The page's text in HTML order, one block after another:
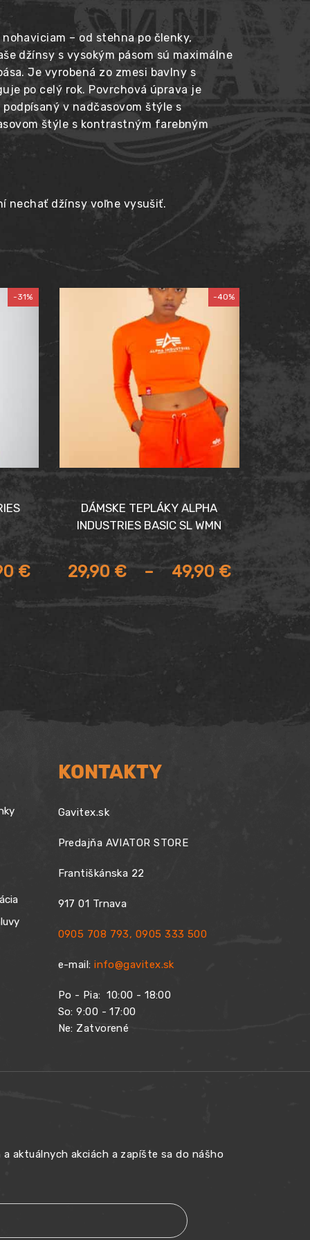
– od stehna po členky,
džínsy s vysokým pásom sú maximálne
Je vyrobená zo zmesi bavlny s
po celý rok. Povrchová úprava je
v nadčasovom štýle s
štýle s kontrastným farebným
nechať džínsy voľne vysušiť.
-31%
€
-40%
DÁMSKE TEPLÁKY ALPHA
INDUSTRIES BASIC SL WMN
29,90 € – 49,90 €
Price
range:
KONTAKTY
Gavitex.sk
Predajňa AVIATOR STORE
Františkánska 22
917 01 Trnava
0905 708 793, 0905 333 500
e-mail:info@gavitex.sk
Po - Pia:10:00 - 18:00
So: 9:00 - 17:00
Ne: Zatvorené
aktuálnych akciách a zapíšte sa do nášho